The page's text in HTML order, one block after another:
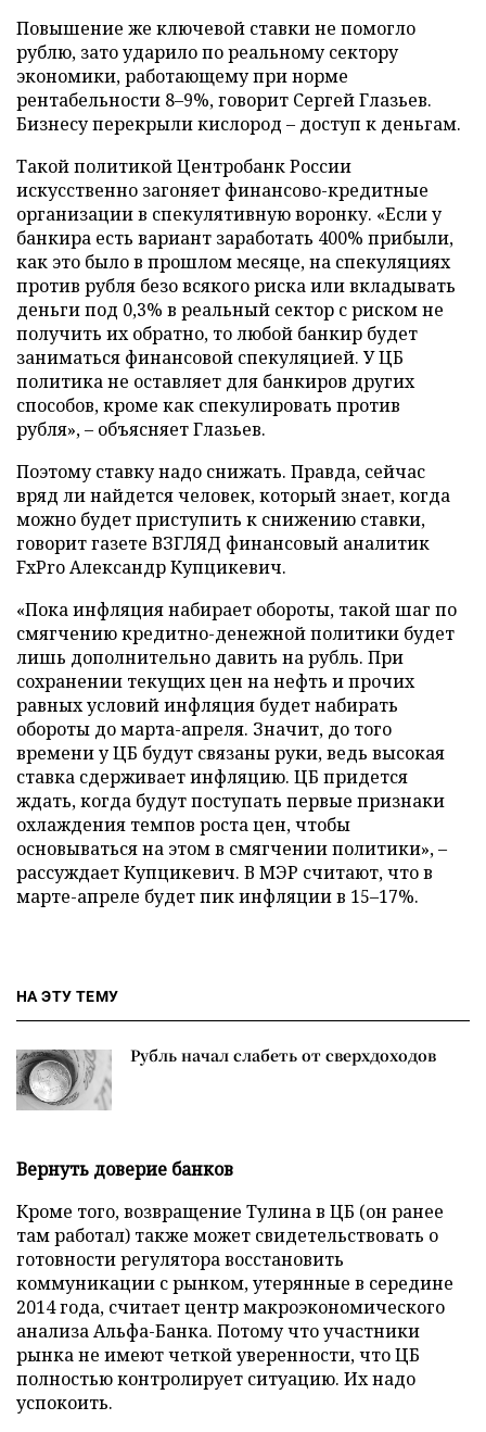
Повышение же ключевой ставки не помогло
рублю, зато ударило по реальному сектору
экономики, работающему при норме
рентабельности 8–9%, говорит Сергей Глазьев.
Бизнесу перекрыли кислород – доступ к деньгам.
Такой политикой Центробанк России
искусственно загоняет финансово-кредитные
организации в спекулятивную воронку. «Если у
банкира есть вариант заработать 400% прибыли,
как это было в прошлом месяце, на спекуляциях
против рубля безо всякого риска или вкладывать
деньги под 0,3% в реальный сектор с риском не
получить их обратно, то любой банкир будет
заниматься финансовой спекуляцией. У ЦБ
политика не оставляет для банкиров других
способов, кроме как спекулировать против
рубля», – объясняет Глазьев.
Поэтому ставку надо снижать. Правда, сейчас
вряд ли найдется человек, который знает, когда
можно будет приступить к снижению ставки,
говорит газете ВЗГЛЯД финансовый аналитик
FxPro Александр Купцикевич.
«Пока инфляция набирает обороты, такой шаг по
смягчению кредитно-денежной политики будет
лишь дополнительно давить на рубль. При
сохранении текущих цен на нефть и прочих
равных условий инфляция будет набирать
обороты до марта-апреля. Значит, до того
времени у ЦБ будут связаны руки, ведь высокая
ставка сдерживает инфляцию. ЦБ придется
ждать, когда будут поступать первые признаки
охлаждения темпов роста цен, чтобы
основываться на этом в смягчении политики», –
рассуждает Купцикевич. В МЭР считают, что в
марте-апреле будет пик инфляции в 15–17%.
НА ЭТУ ТЕМУ
Рубль начал слабеть от сверхдоходов
Вернуть доверие банков
Кроме того, возвращение Тулина в ЦБ (он ранее
там работал) также может свидетельствовать о
готовности регулятора восстановить
коммуникации с рынком, утерянные в середине
2014 года, считает центр макроэкономического
анализа Альфа-Банка. Потому что участники
рынка не имеют четкой уверенности, что ЦБ
полностью контролирует ситуацию. Их надо
успокоить.